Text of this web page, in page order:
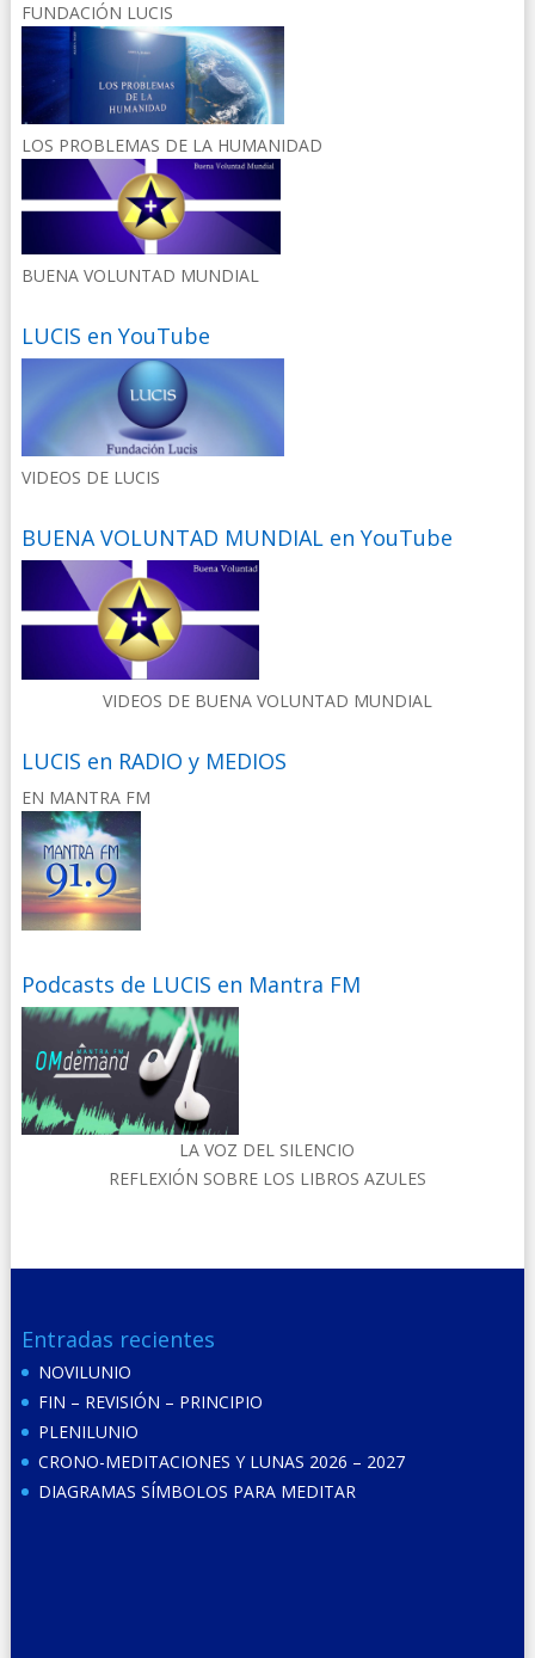
FUNDACIÓN LUCIS
LOS PROBLEMAS DE LA HUMANIDAD
BUENA VOLUNTAD MUNDIAL
LUCIS en YouTube
VIDEOS DE LUCIS
BUENA VOLUNTAD MUNDIAL en YouTube
VIDEOS DE BUENA VOLUNTAD MUNDIAL
LUCIS en RADIO y MEDIOS
EN MANTRA FM
Podcasts de LUCIS en Mantra FM
LA VOZ DEL SILENCIO
REFLEXIÓN SOBRE LOS LIBROS AZULES
Entradas recientes
NOVILUNIO
FIN – REVISIÓN – PRINCIPIO
PLENILUNIO
CRONO-MEDITACIONES Y LUNAS 2026 – 2027
DIAGRAMAS SÍMBOLOS PARA MEDITAR